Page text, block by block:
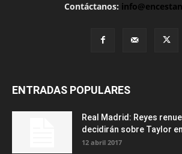
Contáctanos:
ENTRADAS POPULARES
Real Madrid: Reyes
decidirán sobre Taylor
12 abril 2017